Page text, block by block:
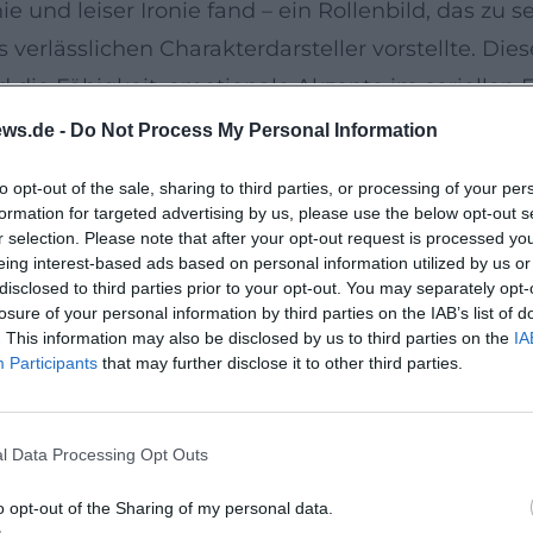
- Do Not Process My Personal Information
opt-out of the sale, sharing to third parties, or processing of your
for targeted advertising by us, please use the below opt-out
selection. Please note that after your opt-out request is processed
interest-based ads based on personal information utilized by us
to third parties prior to your opt-out. You may separately
of your personal information by third parties on the IAB’s list of
This information may also be disclosed by us to third parties on the
Participants that may further disclose it to other third parties.
Data Processing Opt Outs
opt-out of the Sharing of my personal data.
und leiser Ironie fand – ein Rollenbild, das zu
Charakterdarsteller vorstellte.
die Fähigkeit, emotionale Akzente im seriellen
und das große Songbook
Gravitationszentrum seiner Kunst.
Mozart und Johann Strauß, und profilierte
Streichern und eigener Moderation die
neu aufleben. Kritische Notizen nannten ihn
beschrieb: Er arbeitete mit klassischer
die eigene Klangfarbe zu nivellieren. Diese
und knüpften an die Tradition
Klangideal verschränken.
und nordische Kühle
Renommee in literarischen und